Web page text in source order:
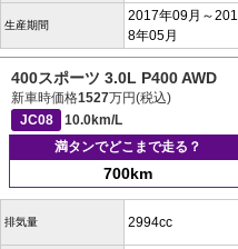
生産期間
2017年09月～201
8年05月
400スポーツ 3.0L P400 AWD
新車時価格1527万円(税込)
JC08
10.0km/L
満タンでどこまで走る？
700km
排気量 2994cc